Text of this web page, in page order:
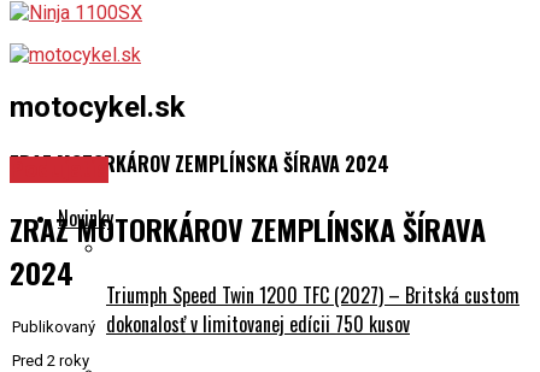
motocykel.sk
ZRAZ MOTORKÁROV ZEMPLÍNSKA ŠÍRAVA 2024
Novinky
Triumph Speed Twin 1200 TFC (2027) – Britská custom
dokonalosť v limitovanej edícii 750 kusov
ZRAZ MOTORKÁROV ZEMPLÍNSKA ŠÍRAVA
2024
Publikovaný
Pred 2 roky